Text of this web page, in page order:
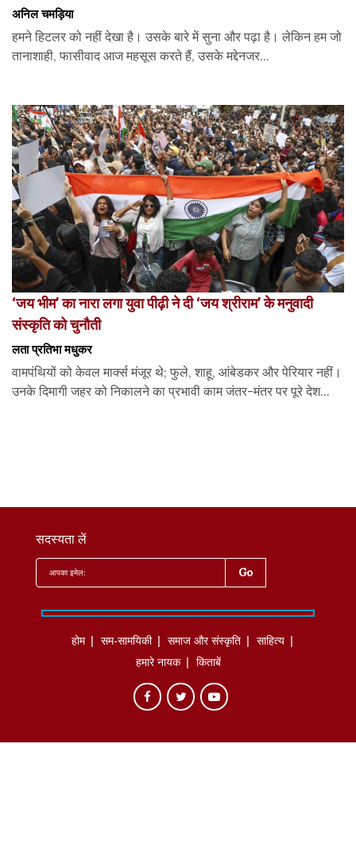
अनिल चमड़िया
हमने हिटलर को नहीं देखा है। उसके बारे में सुना और पढ़ा है। लेकिन हम जो
तानाशाही, फासीवाद आज महसूस करते हैं, उसके मद्देनजर...
‘जय भीम’ का नारा लगा युवा पीढ़ी ने दी ‘जय श्रीराम’ के मनुवादी
संस्कृति को चुनौती
लता प्रतिभा मधुकर
वामपंथियों को केवल मार्क्स मंजूर थे; फुले, शाहू, आंबेडकर और पेरियार नहीं।
उनके दिमागी जहर को निकालने का प्रभावी काम जंतर-मंतर पर पूरे देश...
सदस्यता लें
होम सम-सामयिकी समाज और संस्कृति
साहित्‍य
हमारे नायक
किताबें